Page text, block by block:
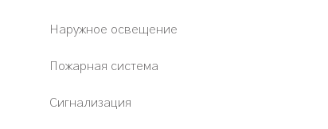
Наружное освещение
Пожарная система
Сигнализация